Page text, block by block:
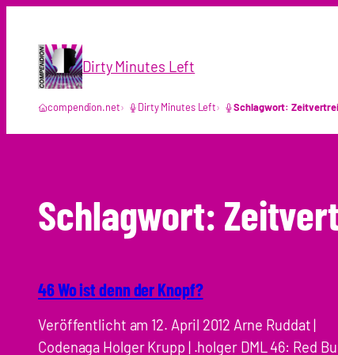
springen
Dirty Minutes Left
compendion.net Dirty Minutes Left Schlagwort:
Schlagwort:
46 Wo ist denn der Knopf?
Veröffentlicht am 12. April 2012 Arne Ruddat |
Codenaga Holger Krupp | .holger DML 46: Red